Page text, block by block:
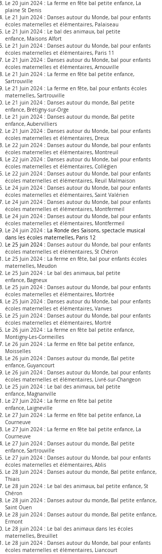
Le 20 juin 2024 : La ferme en fête bal petite enfance, La
plaine St Denis
Le 21 Juin 2024 : Danses autour du Monde, bal pour enfants
écoles maternelles et élémentaires, Palaiseau
Le 21 Juin 2024 : Le bal des animaux, bal petite
enfance, Maisons Alfort
Le 21 Juin 2024 : Danses autour du Monde, bal pour enfants
écoles maternelles et élémentaires, Paris 11
Le 21 Juin 2024 : Danses autour du Monde, bal pour enfants
écoles maternelles et élémentaires, Arnouville
Le 21 Juin 2024 : La ferme en fête bal petite enfance,
Sartrouville
Le 21 Juin 2024 : La ferme en fête, bal pour enfants écoles
maternelles, Sartrouville
Le 21 juin 2024 : Danses autour du monde, Bal petite
enfance, Brétigny-sur-Orge
Le 21 juin 2024 : Danses autour du monde, Bal petite
enfance, Aubervilliers
Le 21 Juin 2024 : Danses autour du Monde, bal pour enfants
écoles maternelles et élémentaires, Dreux
Le 22 juin 2024 : Danses autour du Monde, bal pour enfants
écoles maternelles et élémentaires, Montreuil
Le 22 juin 2024 : Danses autour du Monde, bal pour enfants
écoles maternelles et élémentaires, Collégien
Le 22 juin 2024 : Danses autour du Monde, bal pour enfants
écoles maternelles et élémentaires, Reuil Malmaison
Le 24 juin 2024 : Danses autour du Monde, bal pour enfants
écoles maternelles et élémentaires, Saint Valérien
Le 24 juin 2024 : Danses autour du Monde, bal pour enfants
écoles maternelles et élémentaires, Montfermeil
Le 24 juin 2024 : Danses autour du Monde, bal pour enfants
écoles maternelles et élémentaires, Montfermeil
Le 24 juin 2024 : La Ronde des Saisons, spectacle musical
dans les écoles maternelles, Paris 12
Le 25 juin 2024 : Danses autour du Monde, bal pour enfants
écoles maternelles et élémentaires, St Chéron
Le 25 Juin 2024 : La ferme en fête, bal pour enfants écoles
maternelles, Meudon
Le 25 Juin 2024 : Le bal des animaux, bal petite
enfance, Bagneux
Le 25 juin 2024 : Danses autour du Monde, bal pour enfants
écoles maternelles et élémentaires, Mortrée
Le 25 Juin 2024 : Danses autour du Monde, bal pour enfants
écoles maternelles et élémentaires, Vanves
Le 25 juin 2024 : Danses autour du Monde, bal pour enfants
écoles maternelles et élémentaires, Mortré
Le 26 juin 2024 : La ferme en fête bal petite enfance,
Montigny-Les-Cormeilles
Le 26 juin 2024 : La ferme en fête bal petite enfance,
Moisselles
Le 26 juin 2024 : Danses autour du monde, Bal petite
enfance, Guyancourt
Le 26 juin 2024 : Danses autour du Monde, bal pour enfants
écoles maternelles et élémentaires, Livré-sur-Changeon
Le 25 juin 2024 : Le bal des animaux, bal petite
enfance, Magnanville
Le 27 Juin 2024 : La ferme en fête bal petite
enfance, Laigneville
Le 27 Juin 2024 : La ferme en fête bal petite enfance, La
Courneuve
Le 27 Juin 2024 : La ferme en fête bal petite enfance, La
Courneuve
Le 27 Juin 2024 : Danses autour du monde, Bal petite
enfance, Sartrouville
Le 27 juin 2024 : Danses autour du Monde, bal pour enfants
écoles maternelles et élémentaires, Ablis
Le 28 Juin 2024 : Danses autour du monde, Bal petite enfance,
Thiais
Le 28 juin 2024 : Le bal des animaux, bal petite enfance, St
Chéron
Le 28 juin 2024 : Danses autour du monde, Bal petite enfance,
Saint Ouen
Le 28 juin 2024 : Danses autour du monde, Bal petite enfance,
Ermont
Le 28 juin 2024 : Le bal des animaux dans les écoles
maternelles, Breuillet
Le 28 juin 2024 : Danses autour du Monde, bal pour enfants
écoles maternelles et élémentaires, Liancourt